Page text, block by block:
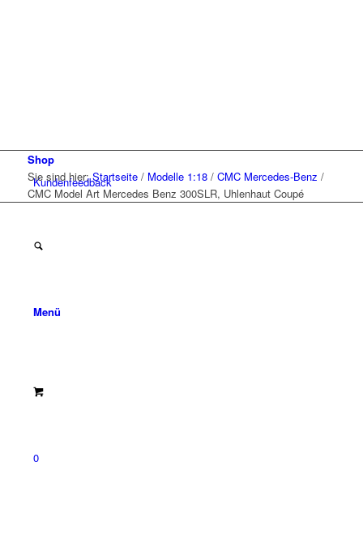
Kundenfeedback
Menü
0
Shop
Sie sind hier: Startseite / Modelle 1:18 / CMC Mercedes-Benz /
CMC Model Art Mercedes Benz 300SLR, Uhlenhaut Coupé